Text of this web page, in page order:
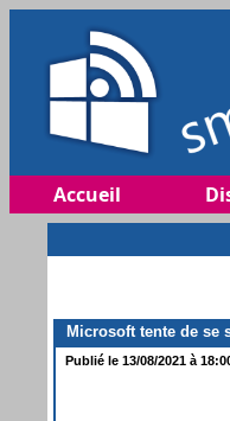
Accueil
Microsoft tente de se
Publié le 13/08/2021 à